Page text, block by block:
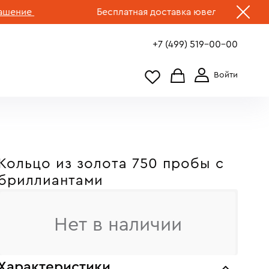
Бесплатная доставка ювелирных изделий
+7 (499) 519-00-00
Кольцо из золота 750 пробы c
Нет в наличии